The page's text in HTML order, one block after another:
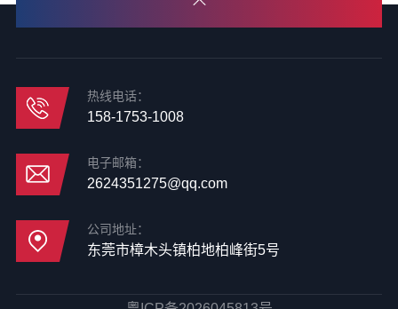
热线电话：
158-1753-1008
电子邮箱：
2624351275@qq.com
公司地址：
东莞市樟木头镇柏地柏峰街5号